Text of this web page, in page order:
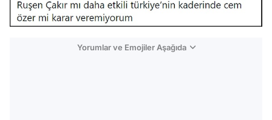
Yorumlar ve Emojiler Aşağıda